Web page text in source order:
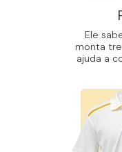
Ele
monta
ajuda a